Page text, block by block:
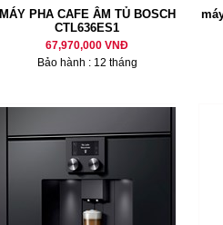
MÁY PHA CAFE ÂM TỦ BOSCH
CTL636ES1
67,970,000 VNĐ
Bảo hành : 12 tháng